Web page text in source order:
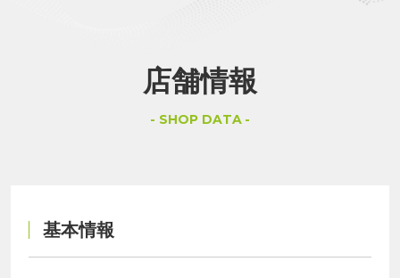
店舗情報
SHOP DATA
基本情報